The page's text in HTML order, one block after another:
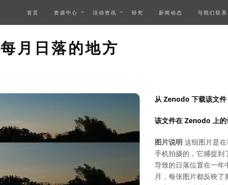
首页 资源中心 活动资讯 研究 新闻动态 与我们联系
THIS PAGE DESCRIBES AN
每月日落的地方
从 Zenodo 下载该文件
该文件在 Zenodo 上的
图片说明 这组图片是
手机拍摄的，它捕捉到
导致的日落位置在一
月，每张图片都反映了